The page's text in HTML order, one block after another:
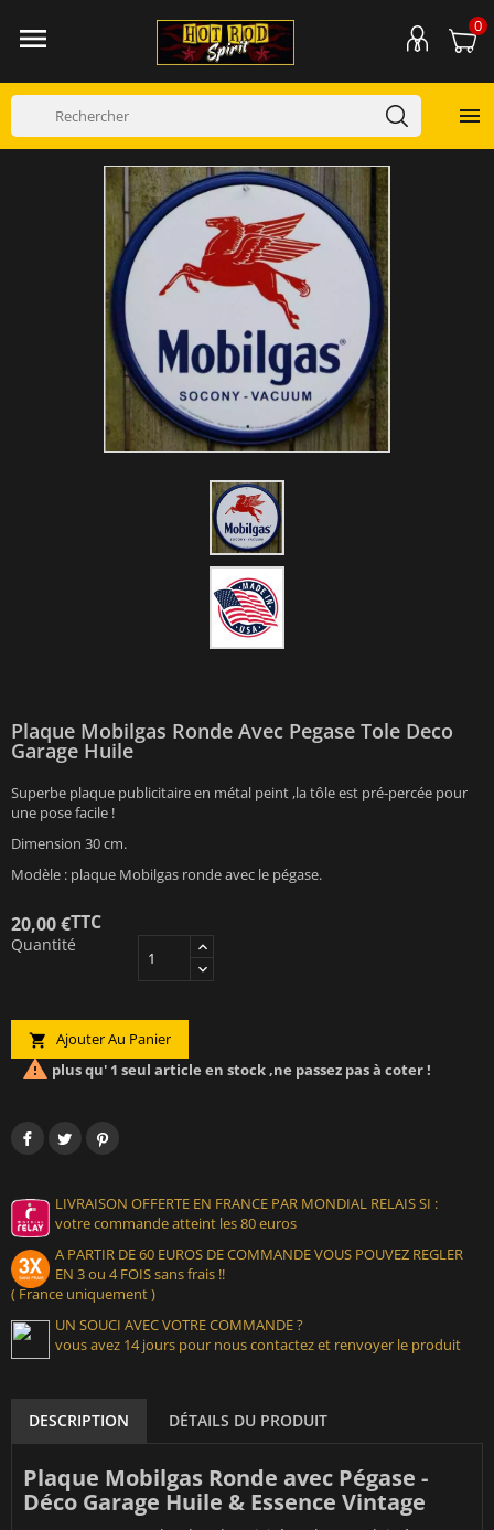
 0

Plaque Mobilgas Ronde Avec Pegase Tole Deco
Garage Huile
Superbe plaque publicitaire en métal peint ,la tôle est pré-percée pour
une pose facile !
Dimension 30 cm.
Modèle : plaque Mobilgas ronde avec le pégase.
20,00 €TTC
Quantité
 Ajouter Au Panier
 plus qu' 1 seul article en stock ,ne passez pas à coter !
LIVRAISON OFFERTE EN FRANCE PAR MONDIAL RELAIS SI :
votre commande atteint les 80 euros
A PARTIR DE 60 EUROS DE COMMANDE VOUS POUVEZ REGLER
EN 3 ou 4 FOIS sans frais !!
( France uniquement )
UN SOUCI AVEC VOTRE COMMANDE ?
vous avez 14 jours pour nous contactez et renvoyer le produit
DESCRIPTION DÉTAILS DU PRODUIT
Plaque Mobilgas Ronde avec Pégase -
Déco Garage Huile & Essence Vintage